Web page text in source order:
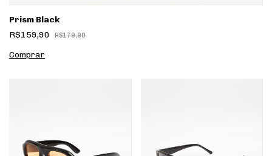
Prism Black
R$159,90
R$179,90